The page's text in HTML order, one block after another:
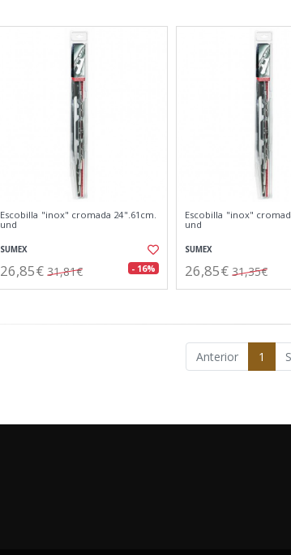
Escobilla "inox" cromada 24".61cm.
und
SUMEX
26,85€ 31,81€ - 16%
Escobilla "inox"
und
SUMEX
26,85€ 31,35€
Anterior 1